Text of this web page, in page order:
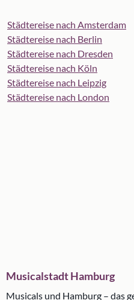
Städtereise nach Amsterdam
Städtereise nach Berlin
Städtereise nach Dresden
Städtereise nach Köln
Städtereise nach Leipzig
Städtereise nach London
Musicalstadt Hamburg
Musicals und Hamburg – das